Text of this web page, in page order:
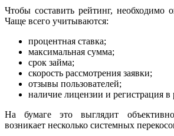
Чтобы составить рейтинг, необходимо
Чаще всего учитываются:
процентная ставка;
максимальная сумма;
срок займа;
скорость рассмотрения заявки;
отзывы пользователей;
наличие лицензии и регистрация в
На бумаге это выглядит
возникает несколько системных